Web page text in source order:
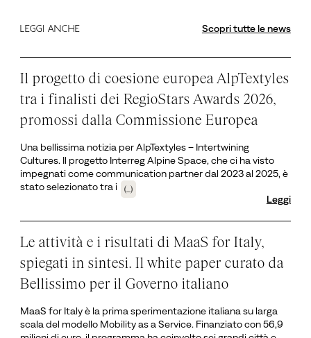
LEGGI ANCHE Scopri tutte le news
Il progetto di coesione europea AlpTextyles
tra i finalisti dei RegioStars Awards 2026,
promossi dalla Commissione Europea
Una bellissima notizia per AlpTextyles – Intertwining
Cultures. Il progetto Interreg Alpine Space, che ci ha visto
impegnati come communication partner dal 2023 al 2025, è
stato selezionato tra i
(...)
Leggi
Le attività e i risultati di MaaS for Italy,
spiegati in sintesi. Il white paper curato da
Bellissimo per il Governo italiano
MaaS for Italy è la prima sperimentazione italiana su larga
scala del modello Mobility as a Service. Finanziato con 56,9